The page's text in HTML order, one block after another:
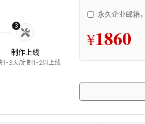
3
制作上线
1-3天/定制1-2周上线
永久企业邮箱
¥1860